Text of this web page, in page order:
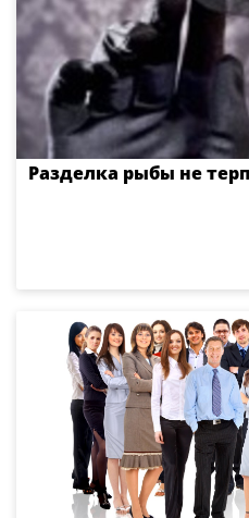
Разделка рыбы не